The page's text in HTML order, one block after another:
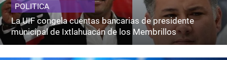
POLITICA
La UIF congela cuentas bancarias de presidente
municipal de Ixtlahuacán de los Membrillos